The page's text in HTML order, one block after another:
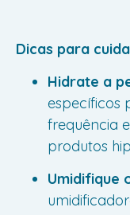
Dicas para
Hidrate a
específicos
frequência
produtos
Umidifique